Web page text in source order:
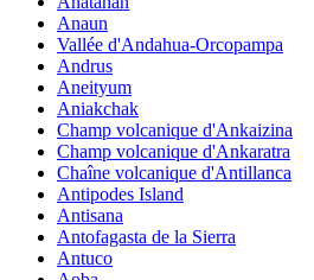
Anaun
Vallée d'Andahua-Orcopampa
Andrus
Aneityum
Aniakchak
Champ volcanique d'Ankaizina
Champ volcanique d'Ankaratra
Chaîne volcanique d'Antillanca
Antipodes Island
Antisana
Antofagasta de la Sierra
Antuco